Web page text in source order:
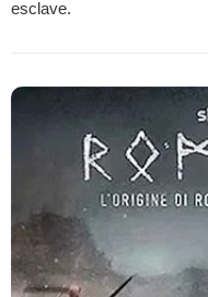
esclave.